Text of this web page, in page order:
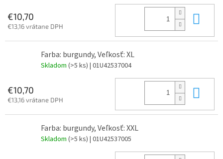
€10,70
€13,16 vrátane DPH
Farba: burgundy, Veľkosť: XL
Skladom (>5 ks) | 01U42537004
€10,70
€13,16 vrátane DPH
Farba: burgundy, Veľkosť: XXL
Skladom (>5 ks) | 01U42537005